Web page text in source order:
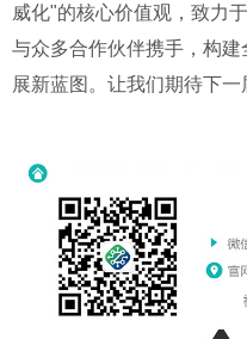
威化"的核心价值观，致力
与众多合作伙伴携手，构
展新蓝图。让我们期待下一